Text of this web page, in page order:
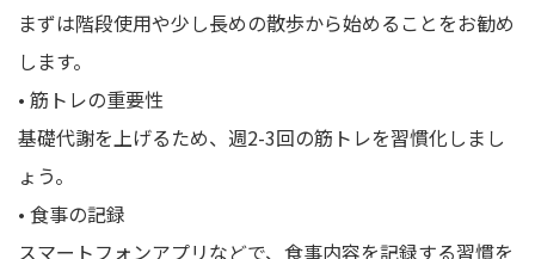
まずは階段使用や少し長めの散歩から始めることをお勧め
します。
• 筋トレの重要性
基礎代謝を上げるため、週2-3回の筋トレを習慣化しまし
ょう。
• 食事の記録
スマートフォンアプリなどで、食事内容を記録する習慣を